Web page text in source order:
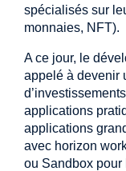
spécialisés sur
monnaies, NFT).
A ce jour, le
appelé à devenir
applications
applications
avec horizon
ou Sandbox pour